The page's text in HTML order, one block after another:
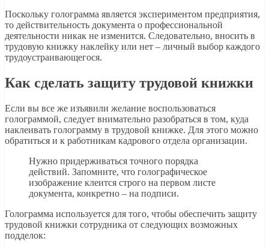
Поскольку голограмма является экспериментом предприятия,
то действительность документа о профессиональной
деятельности никак не изменится. Следовательно, вносить в
трудовую книжку наклейку или нет – личный выбор каждого
трудоустраивающегося.
Как сделать защиту трудовой книжки
Если вы все же изъявили желание воспользоваться
голограммой, следует внимательно разобраться в том, куда
наклеивать голограмму в трудовой книжке. Для этого можно
обратиться и к работникам кадрового отдела организации.
Нужно придерживаться точного порядка
действий. Запомните, что голографическое
изображение клеится строго на первом листе
документа, конкретно – на подписи.
Голограмма используется для того, чтобы обеспечить защиту
трудовой книжки сотрудника от следующих возможных
подделок: